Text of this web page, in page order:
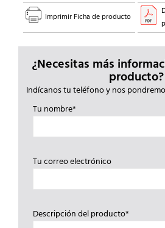
Imprimir Ficha de producto
¿Necesitas más
producto?
Indícanos tu teléfono y nos
Tu nombre*
Tu correo electrónico
Descripción del producto*